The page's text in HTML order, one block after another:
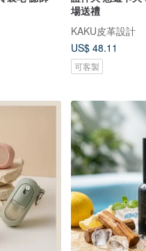
場送禮
KAKU皮革設計
US$ 48.11
可客製